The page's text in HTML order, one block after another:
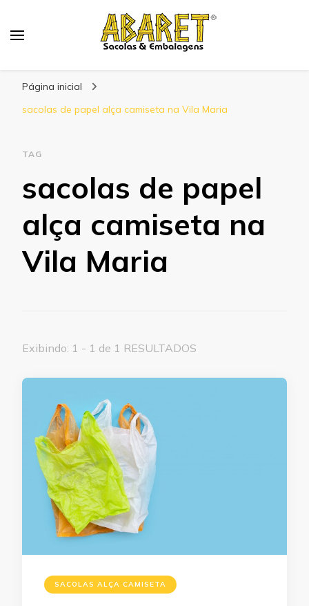
Página inicial
sacolas de papel alça camiseta na Vila Maria
TAG
sacolas de papel
alça camiseta na
Vila Maria
Exibindo: 1 - 1 de 1 RESULTADOS
SACOLAS ALÇA CAMISETA